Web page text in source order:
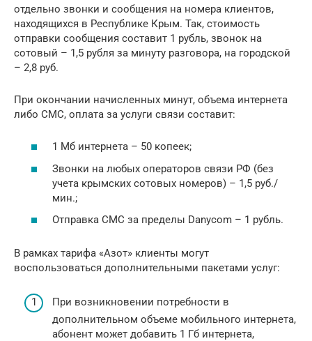
отдельно звонки и сообщения на номера клиентов,
находящихся в Республике Крым. Так, стоимость
отправки сообщения составит 1 рубль, звонок на
сотовый – 1,5 рубля за минуту разговора, на городской
– 2,8 руб.
При окончании начисленных минут, объема интернета
либо СМС, оплата за услуги связи составит:
1 Мб интернета – 50 копеек;
Звонки на любых операторов связи РФ (без
учета крымских сотовых номеров) – 1,5 руб./
мин.;
Отправка СМС за пределы Danycom – 1 рубль.
В рамках тарифа «Азот» клиенты могут
воспользоваться дополнительными пакетами услуг:
При возникновении потребности в
дополнительном объеме мобильного интернета,
абонент может добавить 1 Гб интернета,